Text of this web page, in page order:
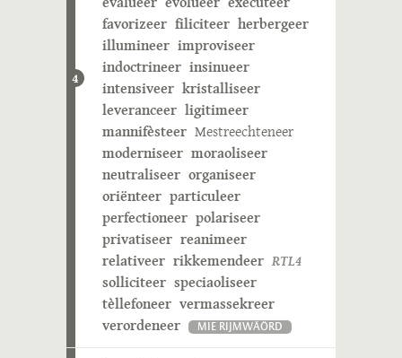
4
favorizeer filiciteer herbergeer
illumineer improviseer
indoctrineer insinueer
intensiveer kristalliseer
leveranceer ligitimeer
mannifèsteer Mestreechteneer
moderniseer moraoliseer
neutraliseer organiseer
oriënteer particuleer
perfectioneer polariseer
privatiseer reanimeer
relativeer rikkemendeer RTL4
solliciteer speciaoliseer
tèllefoneer vermassekreer
verordeneer
MIE RIJMWÄÖRD